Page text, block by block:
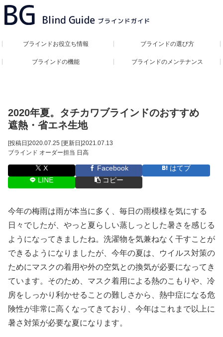
ブラインドお役立ち情報 ブラインドの選び方
ブラインドの機能 ブラインドのメンテナンス
2020年夏。タチカワブラインドのおすすめ
遮熱・省エネ生地
[投稿日]2020.07.25 [更新日]2021.07.13
ブラインド オーダー担当 日高
X Facebook
はてブ
LINE
コピー
今年の梅雨は雨が本当に多く、毎日の雨模様を気にする
日々でしたが、やっと夏らしい蒸しっとした暑さを感じる
ようになってきましたね。洗濯物を気兼ねなく干すことが
できるようになりましたが、今年の夏は、ウイルス対策の
ためにマスクの着用や外の空気との換気が必要になってき
ています。そのため、マスク着用による熱のこもりや、冷
房をしっかり利かせることの難しさから、熱中症になる危
険性が非常に高くなってきており、今年はこれまで以上に
暑さ対策が必要な夏になります。